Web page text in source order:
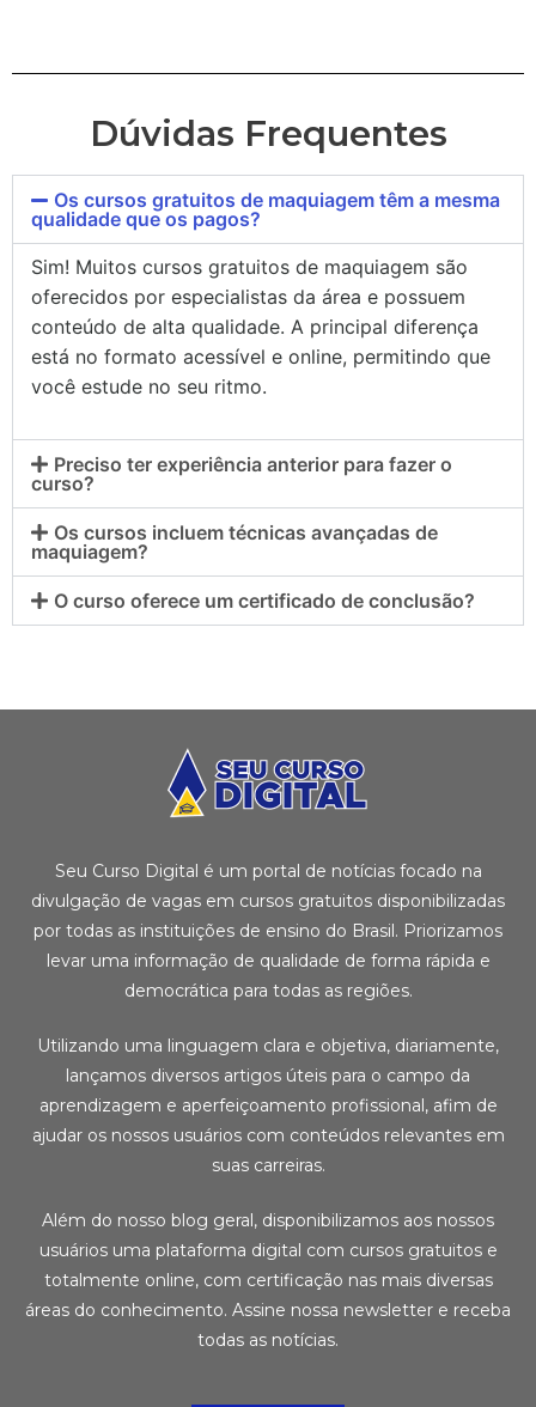
Dúvidas Frequentes
Os cursos gratuitos de maquiagem têm a mesma
qualidade que os pagos?
Sim! Muitos cursos gratuitos de maquiagem são
oferecidos por especialistas da área e possuem
conteúdo de alta qualidade. A principal diferença
está no formato acessível e online, permitindo que
você estude no seu ritmo.
Preciso ter experiência anterior para fazer o
curso?
Os cursos incluem técnicas avançadas de
maquiagem?
O curso oferece um certificado de conclusão?
Seu Curso Digital é um portal de notícias focado na
divulgação de vagas em cursos gratuitos disponibilizadas
por todas as instituições de ensino do Brasil. Priorizamos
levar uma informação de qualidade de forma rápida e
democrática para todas as regiões.
Utilizando uma linguagem clara e objetiva, diariamente,
lançamos diversos artigos úteis para o campo da
aprendizagem e aperfeiçoamento profissional, afim de
ajudar os nossos usuários com conteúdos relevantes em
suas carreiras.
Além do nosso blog geral, disponibilizamos aos nossos
usuários uma plataforma digital com cursos gratuitos e
totalmente online, com certificação nas mais diversas
áreas do conhecimento. Assine nossa newsletter e receba
todas as notícias.